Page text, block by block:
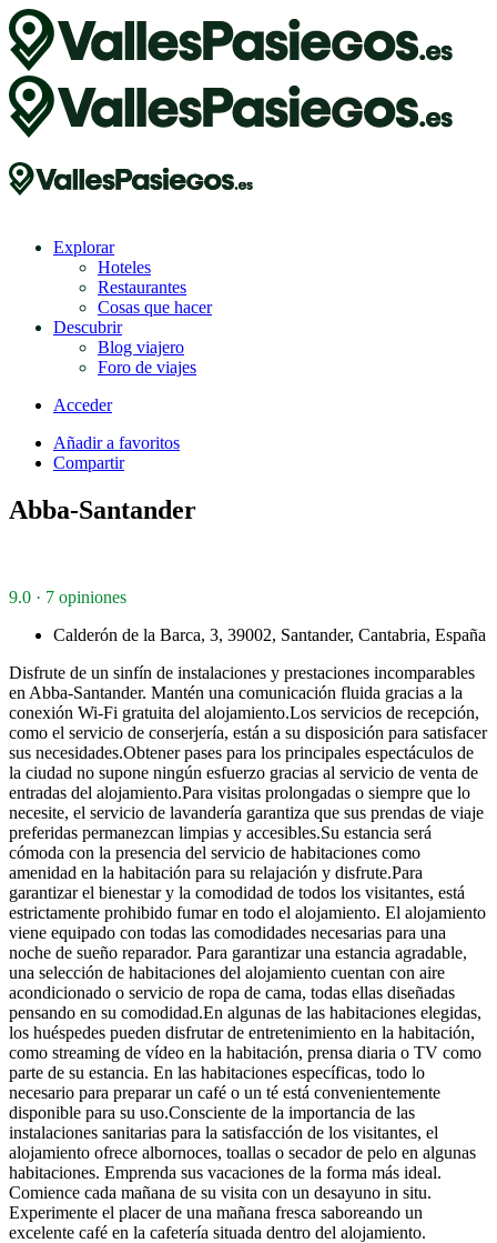
Explorar
Hoteles
Restaurantes
Cosas que hacer
Descubrir
Blog viajero
Foro de viajes
Acceder
Añadir a favoritos
Compartir
Abba-Santander
9.0 · 7 opiniones
Calderón de la Barca, 3, 39002, Santander, Cantabria, España
Disfrute de un sinfín de instalaciones y prestaciones incomparables
en Abba-Santander. Mantén una comunicación fluida gracias a la
conexión Wi-Fi gratuita del alojamiento.Los servicios de recepción,
como el servicio de conserjería, están a su disposición para satisfacer
sus necesidades.Obtener pases para los principales espectáculos de
la ciudad no supone ningún esfuerzo gracias al servicio de venta de
entradas del alojamiento.Para visitas prolongadas o siempre que lo
necesite, el servicio de lavandería garantiza que sus prendas de viaje
preferidas permanezcan limpias y accesibles.Su estancia será
cómoda con la presencia del servicio de habitaciones como
amenidad en la habitación para su relajación y disfrute.Para
garantizar el bienestar y la comodidad de todos los visitantes, está
estrictamente prohibido fumar en todo el alojamiento. El alojamiento
viene equipado con todas las comodidades necesarias para una
noche de sueño reparador. Para garantizar una estancia agradable,
una selección de habitaciones del alojamiento cuentan con aire
acondicionado o servicio de ropa de cama, todas ellas diseñadas
pensando en su comodidad.En algunas de las habitaciones elegidas,
los huéspedes pueden disfrutar de entretenimiento en la habitación,
como streaming de vídeo en la habitación, prensa diaria o TV como
parte de su estancia. En las habitaciones específicas, todo lo
necesario para preparar un café o un té está convenientemente
disponible para su uso.Consciente de la importancia de las
instalaciones sanitarias para la satisfacción de los visitantes, el
alojamiento ofrece albornoces, toallas o secador de pelo en algunas
habitaciones. Emprenda sus vacaciones de la forma más ideal.
Comience cada mañana de su visita con un desayuno in situ.
Experimente el placer de una mañana fresca saboreando un
excelente café en la cafetería situada dentro del alojamiento.